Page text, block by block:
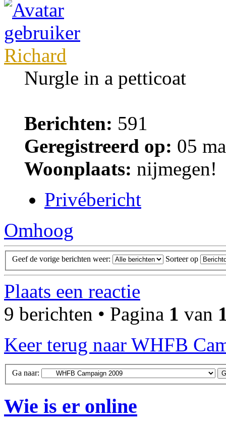
Richard
Nurgle in a petticoat
Berichten: 591
Geregistreerd op: 05
Woonplaats: nijmegen!
Privébericht
Omhoog
Geef de vorige berichten weer: Sorteer op
Plaats een reactie
9 berichten • Pagina 1 van
Keer terug naar WHFB
Ga naar:
Wie is er online